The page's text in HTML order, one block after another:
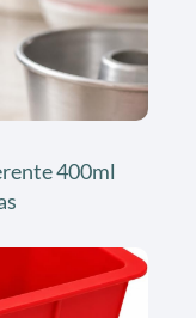
400ml